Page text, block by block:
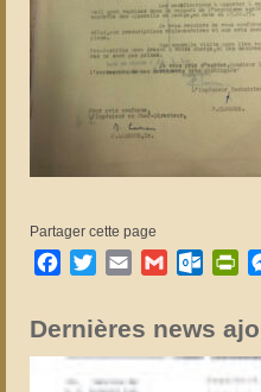
Partager cette page
Facebook
TwitterEmail Gmail
Dernières news